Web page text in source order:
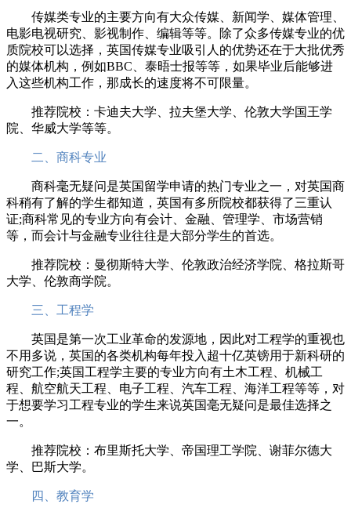
传媒类专业的主要方向有大众传媒、新闻学、媒体管理、
电影电视研究、影视制作、编辑等等。除了众多传媒专业的优
质院校可以选择，英国传媒专业吸引人的优势还在于大批优秀
的媒体机构，例如BBC、泰晤士报等等，如果毕业后能够进
入这些机构工作，那成长的速度将不可限量。
推荐院校：卡迪夫大学、拉夫堡大学、伦敦大学国王学
院、华威大学等等。
二、商科专业
商科毫无疑问是英国留学申请的热门专业之一，对英国商
科稍有了解的学生都知道，英国有多所院校都获得了三重认
证;商科常见的专业方向有会计、金融、管理学、市场营销
等，而会计与金融专业往往是大部分学生的首选。
推荐院校：曼彻斯特大学、伦敦政治经济学院、格拉斯哥
大学、伦敦商学院。
三、工程学
英国是第一次工业革命的发源地，因此对工程学的重视也
不用多说，英国的各类机构每年投入超十亿英镑用于新科研的
研究工作;英国工程学主要的专业方向有土木工程、机械工
程、航空航天工程、电子工程、汽车工程、海洋工程等等，对
于想要学习工程专业的学生来说英国毫无疑问是最佳选择之
一。
推荐院校：布里斯托大学、帝国理工学院、谢菲尔德大
学、巴斯大学。
四、教育学